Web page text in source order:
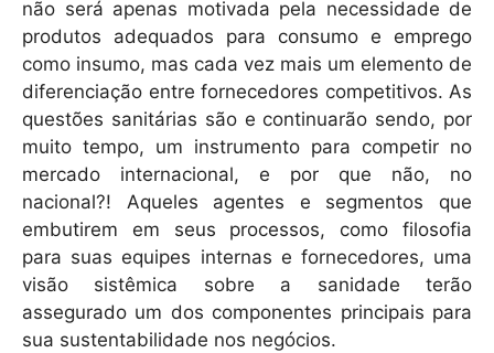
não será apenas motivada pela necessidade de
produtos adequados para consumo e emprego
como insumo, mas cada vez mais um elemento de
diferenciação entre fornecedores competitivos. As
questões sanitárias são e continuarão sendo, por
muito tempo, um instrumento para competir no
mercado internacional, e por que não, no
nacional?! Aqueles agentes e segmentos que
embutirem em seus processos, como filosofia
para suas equipes internas e fornecedores, uma
visão sistêmica sobre a sanidade terão
assegurado um dos componentes principais para
sua sustentabilidade nos negócios.